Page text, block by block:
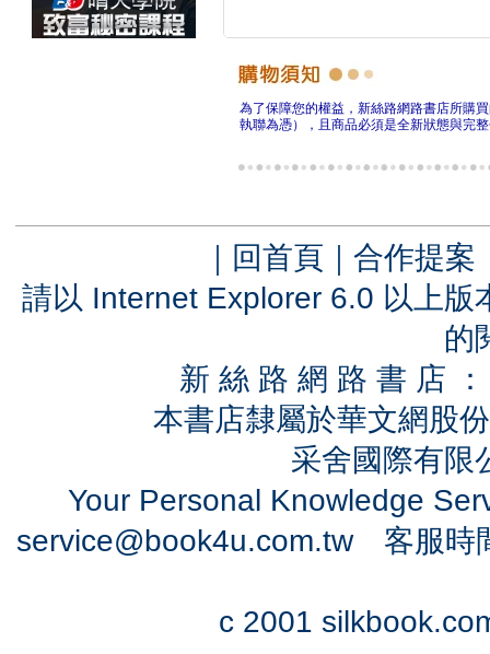
為了保障您的權益，新絲路網路書店所購
執聯為憑），且商品必須是全新狀態與完
｜ 回首頁 ｜ 合作提案
請以 Internet Explorer 6.0 以上
的
新 絲 路 網 路 書 店
本書店隸屬於華文網股
采舍國際有
Your Personal Knowledge
service@book4u.com.tw客服時
c 2001